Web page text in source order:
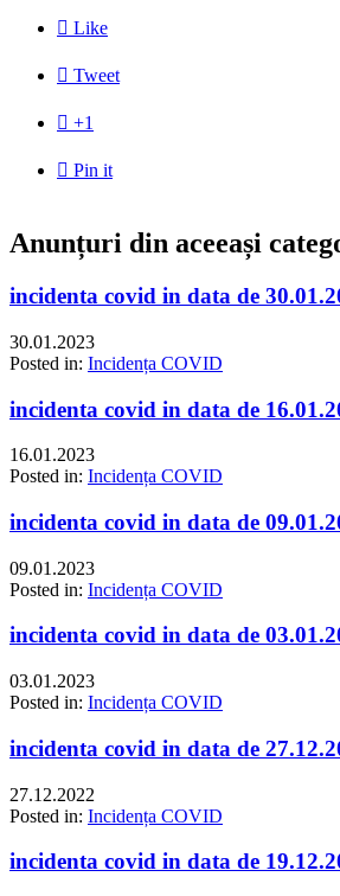
 Like
 Tweet
 +1
 Pin it
Anunțuri din aceeași
incidenta covid in data de
30.01.2023
Posted in: Incidența COVID
incidenta covid in data de
16.01.2023
Posted in: Incidența COVID
incidenta covid in data de
09.01.2023
Posted in: Incidența COVID
incidenta covid in data de
03.01.2023
Posted in: Incidența COVID
incidenta covid in data de
27.12.2022
Posted in: Incidența COVID
incidenta covid in data de